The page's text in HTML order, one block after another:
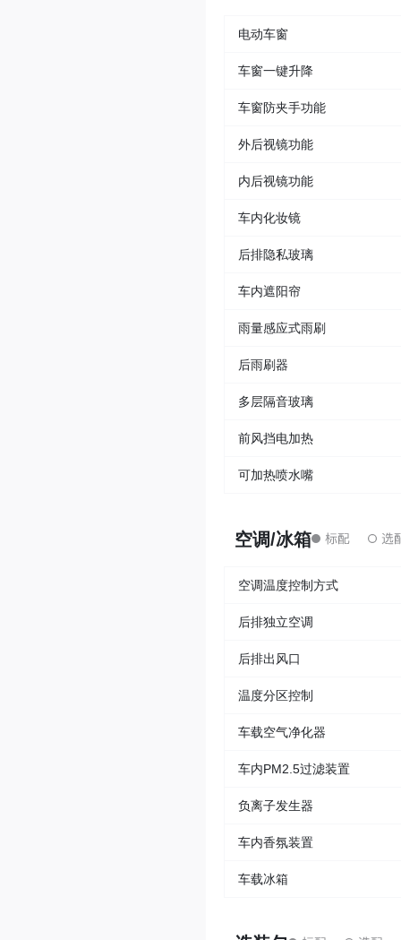
电动车窗
车窗一键升降
车窗防夹手功能
外后视镜功能
内后视镜功能
车内化妆镜
后排隐私玻璃
车内遮阳帘
雨量感应式雨刷
后雨刷器
多层隔音玻璃
前风挡电加热
可加热喷水嘴
空调/冰箱
空调温度控制方式
后排独立空调
后排出风口
温度分区控制
车载空气净化器
车内PM2.5过滤装置
负离子发生器
车内香氛装置
车载冰箱